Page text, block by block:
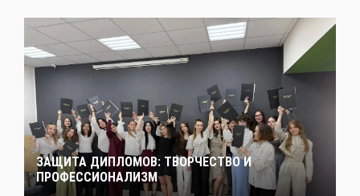
ЗАЩИТА ДИПЛОМОВ: ТВОРЧЕСТВО И
ПРОФЕССИОНАЛИЗМ